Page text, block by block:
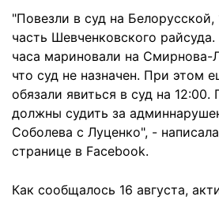
"Повезли в суд на Белорусской,
часть Шевченковского
часа мариновали на Смирнова-
что суд не назначен. При этом
обязали явиться в суд на 12:00.
должны судить за
Соболева с Луценко", -
странице в Facebook.
Как сообщалось 16 августа,